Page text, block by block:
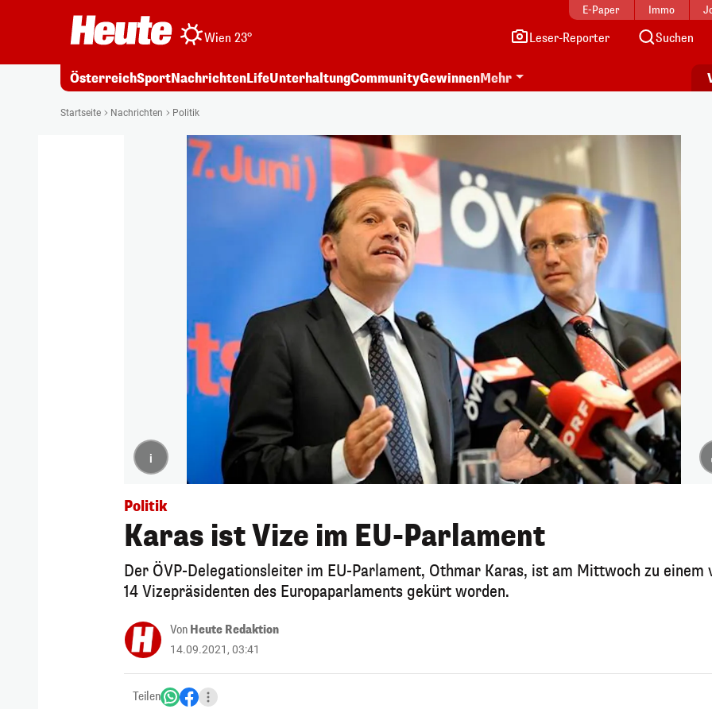
E-Paper Immo
Wien 23° Leser-Reporter Suchen
ÖsterreichSportNachrichtenLifeUnterhaltungCommunityGewinnenMehr
Startseite Nachrichten Politik
i
Politik
Karas ist Vize im EU-Parlament
Der ÖVP-Delegationsleiter im EU-Parlament, Othmar Karas, ist am Mittwoch zu einem
14 Vizepräsidenten des Europaparlaments gekürt worden.
Von Heute Redaktion
14.09.2021, 03:41
Teilen